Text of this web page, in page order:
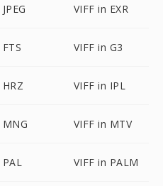
VIFF in EXR
VIFF in G3
VIFF in IPL
MNG VIFF in MTV
PAL VIFF in PALM